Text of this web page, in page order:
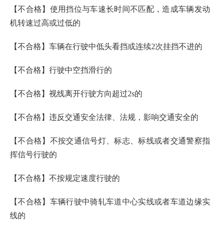
【不合格】使用挡位与车速长时间不匹配，造成车辆发动
机转速过高或过低的
【不合格】车辆在行驶中低头看挡或连续2次挂挡不进的
【不合格】行驶中空挡滑行的
【不合格】视线离开行驶方向超过2s的
【不合格】违反交通安全法律、法规，影响交通安全的
【不合格】不按交通信号灯、标志、标线或者交通警察指
挥信号行驶的
【不合格】不按规定速度行驶的
【不合格】车辆行驶中骑轧车道中心实线或者车道边缘实
线的